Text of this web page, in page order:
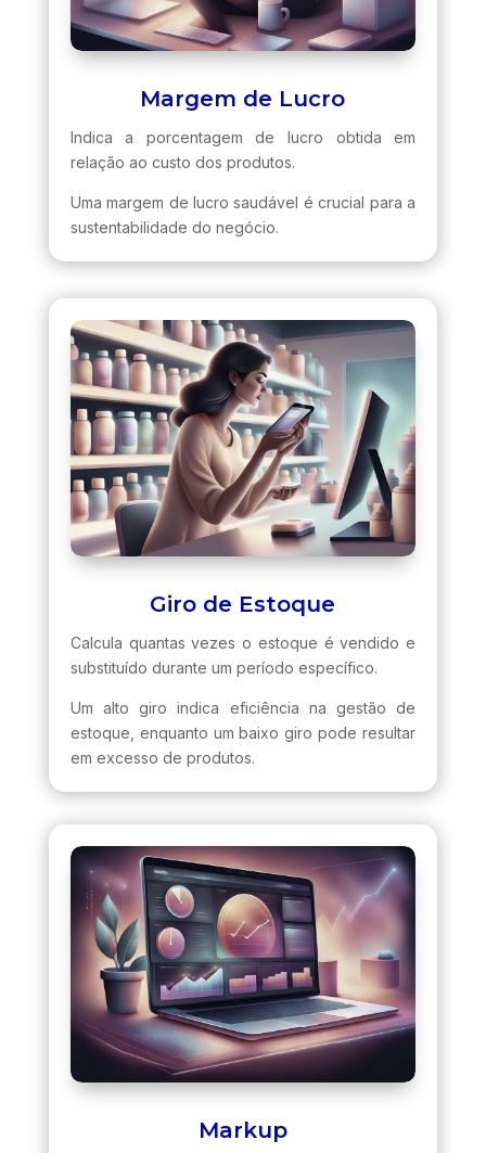
Margem de Lucro
Indica a porcentagem de lucro obtida em
relação ao custo dos produtos.
Uma margem de lucro saudável é crucial para a
sustentabilidade do negócio.
Giro de Estoque
Calcula quantas vezes o estoque é vendido e
substituído durante um período específico.
Um alto giro indica eficiência na gestão de
estoque, enquanto um baixo giro pode resultar
em excesso de produtos.
Markup